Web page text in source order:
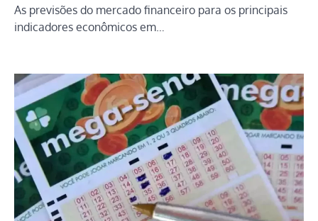
As previsões do mercado financeiro para os principais
indicadores econômicos em…